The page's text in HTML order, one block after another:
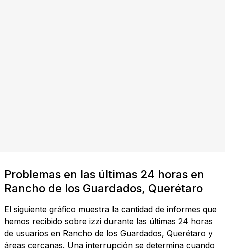
Problemas en las últimas 24 horas en
Rancho de los Guardados, Querétaro
El siguiente gráfico muestra la cantidad de informes que
hemos recibido sobre izzi durante las últimas 24 horas
de usuarios en Rancho de los Guardados, Querétaro y
áreas cercanas. Una interrupción se determina cuando